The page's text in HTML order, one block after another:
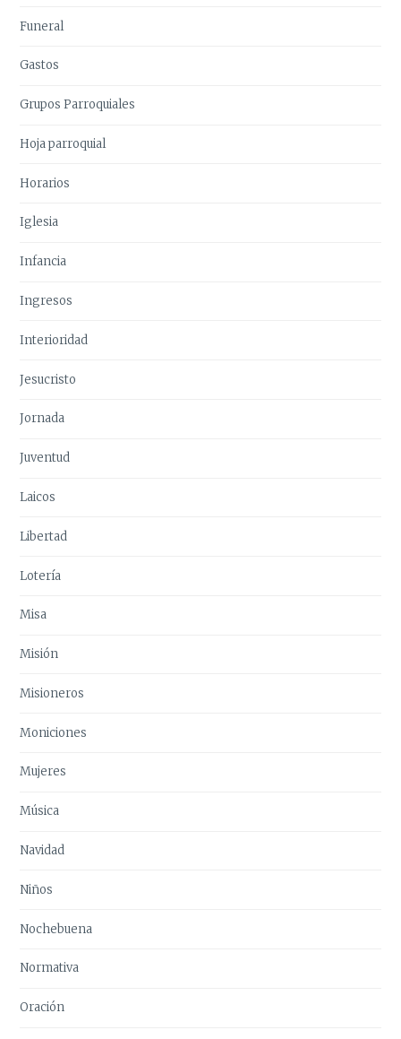
Funeral
Gastos
Grupos Parroquiales
Hoja parroquial
Horarios
Iglesia
Infancia
Ingresos
Interioridad
Jesucristo
Jornada
Juventud
Laicos
Libertad
Lotería
Misa
Misión
Misioneros
Moniciones
Mujeres
Música
Navidad
Niños
Nochebuena
Normativa
Oración